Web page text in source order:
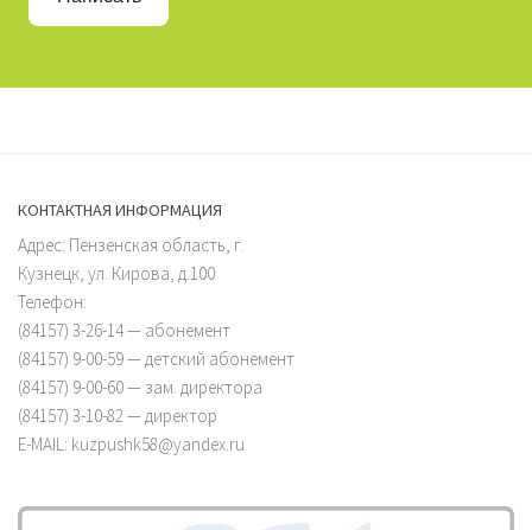
КОНТАКТНАЯ ИНФОРМАЦИЯ
Адрес: Пензенская область, г.
Кузнецк, ул. Кирова, д.100
Телефон:
(84157) 3-26-14 — абонемент
(84157) 9-00-59 — детский абонемент
(84157) 9-00-60 — зам. директора
(84157) 3-10-82 — директор
E-MAIL: kuzpushk58@yandex.ru